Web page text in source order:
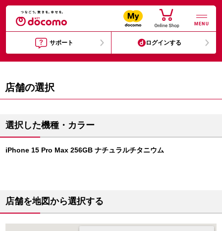
MENU
サポート ログインする
店舗の選択
選択した機種・カラー
iPhone 15 Pro Max 256GB ナチュラルチタニウム
店舗を地図から選択する